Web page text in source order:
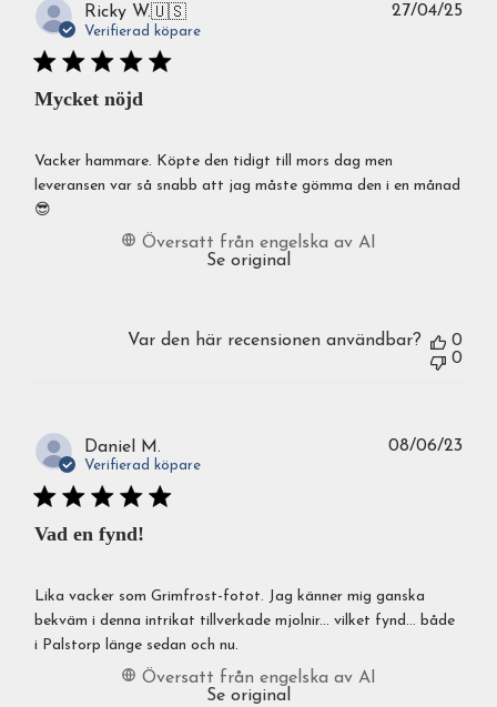
Ricky W.🇺🇸
Verifierad köpare
Mycket nöjd
Vacker hammare. Köpte den tidigt till mors dag men
leveransen var så snabb att jag måste gömma den i en månad
😎
Översatt från engelska av AI
Se original
27/04/25
Var den här recensionen användbar?
0
0
Daniel M.
Verifierad köpare
Vad en fynd!
Lika vacker som Grimfrost-fotot. Jag känner mig ganska
bekväm i denna intrikat tillverkade mjolnir... vilket fynd... både
i Palstorp länge sedan och nu.
Översatt från engelska av AI
Se original
08/06/23